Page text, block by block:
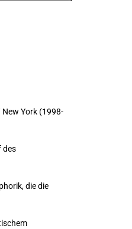
York (1998-
des
die die